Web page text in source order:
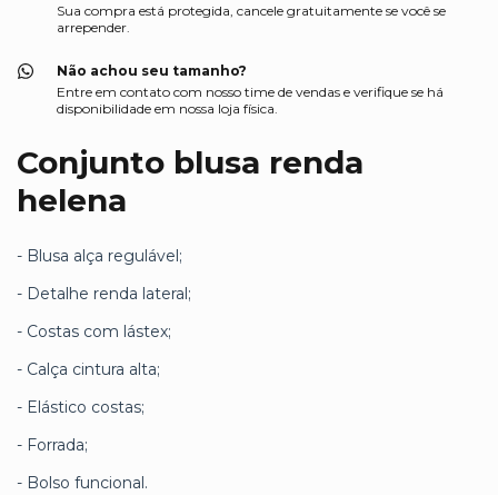
Sua compra está protegida, cancele gratuitamente se você se
arrepender.
Não achou seu tamanho?
Entre em contato com nosso time de vendas e verifique se há
disponibilidade em nossa loja física.
Conjunto blusa renda
helena
- Blusa alça regulável;
- Detalhe renda lateral;
- Costas com lástex;
- Calça cintura alta;
- Elástico costas;
- Forrada;
- Bolso funcional.